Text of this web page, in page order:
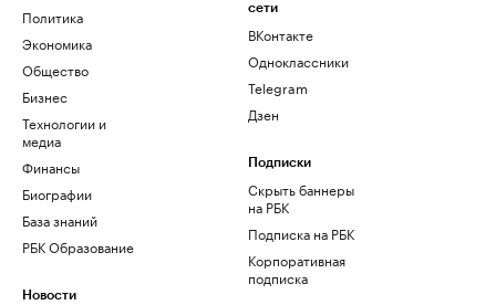
Политика
Экономика
Общество
Бизнес
Технологии и
медиа
Финансы
Биографии
База знаний
РБК Образование
Новости
сети
ВКонтакте
Одноклассники
Telegram
Дзен
Подписки
Скрыть баннеры
на РБК
Подписка на РБК
Корпоративная
подписка